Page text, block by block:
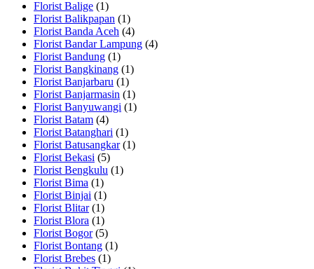
Florist Balige (1)
Florist Balikpapan (1)
Florist Banda Aceh (4)
Florist Bandar Lampung (4)
Florist Bandung (1)
Florist Bangkinang (1)
Florist Banjarbaru (1)
Florist Banjarmasin (1)
Florist Banyuwangi (1)
Florist Batam (4)
Florist Batanghari (1)
Florist Batusangkar(1)
Florist Bekasi (5)
Florist Bengkulu (1)
Florist Bima (1)
Florist Binjai (1)
Florist Blitar(1)
Florist Blora (1)
Florist Bogor(5)
Florist Bontang (1)
Florist Brebes (1)